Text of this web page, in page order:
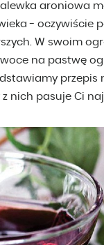
aroniowa
- oczywiście
W swoim
na pastwę
przepis
nich pasuje Ci